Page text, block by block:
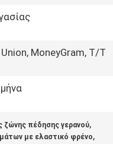
MoneyGram, T/T
ζώνης πέδησης γερανού,
με ελαστικό φρένο,